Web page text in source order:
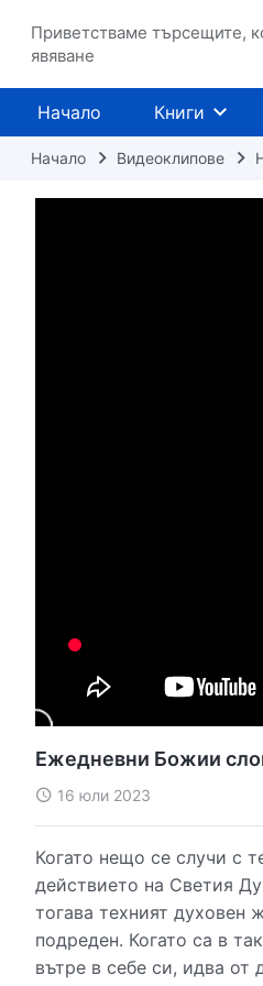
Приветстваме търсещите,
явяване
Начало Книги
Начало Видеоклипове
Ежедневни Божии
16 юли 2023
Когато нещо се случи с
действието на Светия
тогава техният
подреден. Когато са в
вътре в себе си, идва от